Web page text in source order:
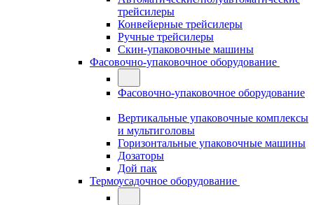
трейсилеры
Конвейерные трейсилеры
Ручные трейсилеры
Скин-упаковочные машины
Фасовочно-упаковочное оборудование
Фасовочно-упаковочное оборудование
Вертикальные упаковочные комплексы
и мультиголовы
Горизонтальные упаковочные машины
Дозаторы
Дой пак
Термоусадочное оборудование